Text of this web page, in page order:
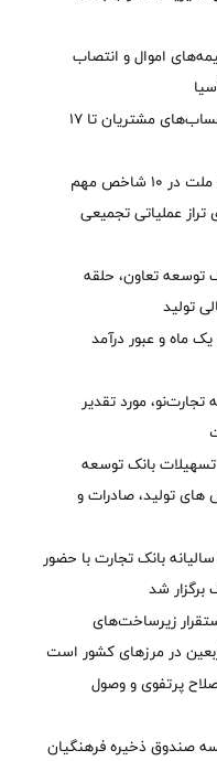
اموال و انتصاب
مغایرت‌ باقیمانده حساب‌های مشتریان تا ۱۷
جایگاه نخست بانك ملت در 10 شاخص مهم
درصدی تراز عملیاتی تجمیعی
توسعه تعاون، حلقه
تولید
در یک ماه و عبور درآمد
مورد تقدیر
تسهیلات بانک توسعه
های تولید، صادرات و
بانک تجارت با حضور
برگزار شد
زیرساخت‌های
در مرزهای کشور است
پرتفوی و وصول
صندوق ذخیره فرهنگیان